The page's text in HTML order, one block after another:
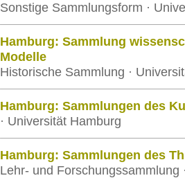
Sonstige Sammlungsform ·
Hamburg: Sammlung
Modelle
Historische Sammlung ·
Hamburg: Sammlungen des
· Universität Hamburg
Hamburg: Sammlungen des
Lehr- und Forschungssammlung